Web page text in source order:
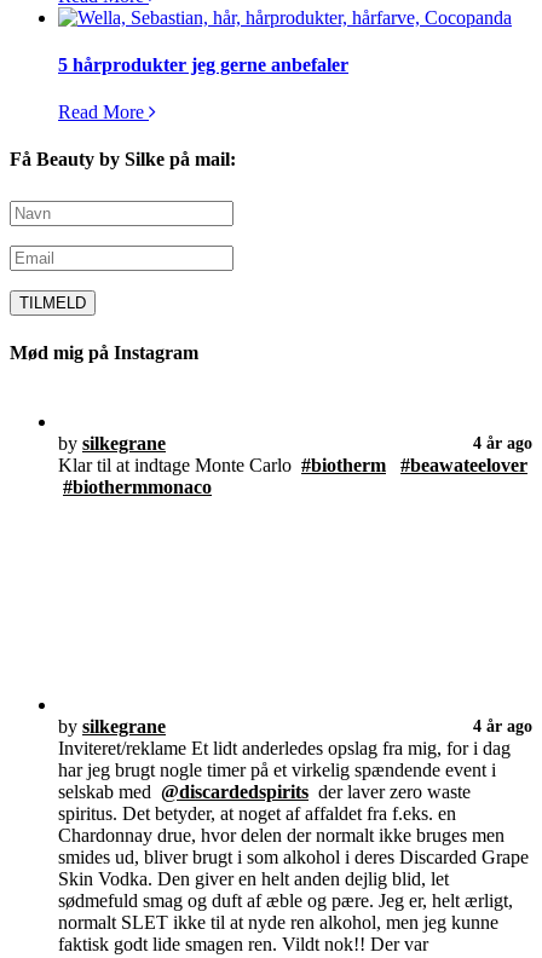
5 hårprodukter jeg gerne anbefaler
Read More
Få Beauty by Silke på mail:
Mød mig på Instagram
by silkegrane 4 år ago
Klar til at indtage Monte Carlo #biotherm
#beawateelover
#biothermmonaco
by silkegrane 4 år ago
Inviteret/reklame Et lidt anderledes opslag fra mig, for i dag
har jeg brugt nogle timer på et virkelig spændende event i
selskab med @discardedspirits der laver zero waste
spiritus. Det betyder, at noget af affaldet fra f.eks. en
Chardonnay drue, hvor delen der normalt ikke bruges men
smides ud, bliver brugt i som alkohol i deres Discarded Grape
Skin Vodka. Den giver en helt anden dejlig blid, let
sødmefuld smag og duft af æble og pære. Jeg er, helt ærligt,
normalt SLET ikke til at nyde ren alkohol, men jeg kunne
faktisk godt lide smagen ren. Vildt nok!! Der var